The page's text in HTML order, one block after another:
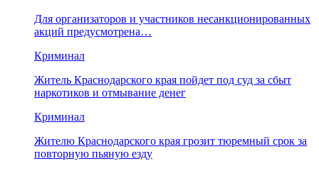
Для организаторов и участников несанкционированных
акций предусмотрена…
Криминал
Житель Краснодарского края пойдет под суд за сбыт
наркотиков и отмывание денег
Криминал
Жителю Краснодарского края грозит тюремный срок за
повторную пьяную езду